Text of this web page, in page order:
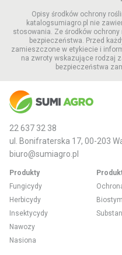
Opisy środków ochrony
katalogsumiagro.pl nie
stosowania. Ze środków
bezpieczeństwa. Przed
zamieszczone w etykiecie i
na zwroty wskazujące rodzaj
bezpieczeństwa
22 637 32 38
ul. Bonifraterska 17, 00-203
biuro@sumiagro.pl
Produkty
Fungicydy
Herbicydy
Insektycydy
Nawozy
Nasiona